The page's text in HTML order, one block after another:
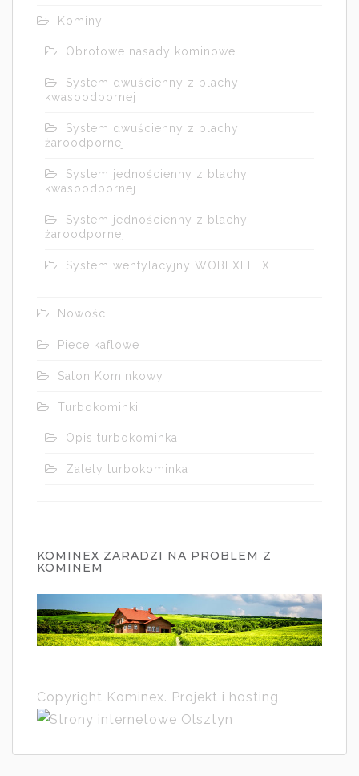
Kominy
Obrotowe nasady kominowe
System dwuścienny z blachy
kwasoodpornej
System dwuścienny z blachy
żaroodpornej
System jednościenny z blachy
kwasoodpornej
System jednościenny z blachy
żaroodpornej
System wentylacyjny WOBEXFLEX
Nowości
Piece kaflowe
Salon Kominkowy
Turbokominki
Opis turbokominka
Zalety turbokominka
KOMINEX ZARADZI NA PROBLEM Z
KOMINEM
Copyright Kominex. Projekt i hosting